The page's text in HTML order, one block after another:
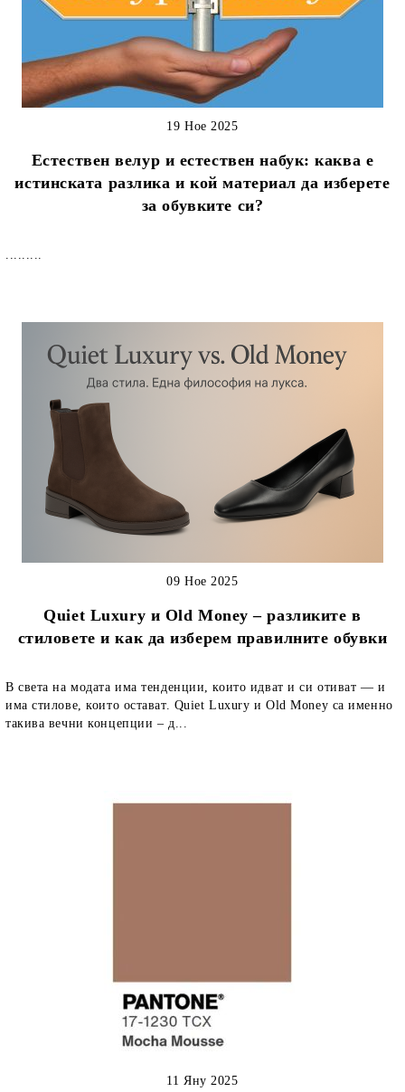
Естествен велур и естествен набук: каква е
истинската разлика и кой материал да изберете
за обувките си?
19 Ное 2025
.........
Quiet Luxury и Old Money – разликите в
стиловете и как да изберем правилните обувки
09 Ное 2025
В света на модата има тенденции, които идват и си отиват — и
има стилове, които остават. Quiet Luxury и Old Money са именно
такива вечни концепции – д...
11 Яну 2025